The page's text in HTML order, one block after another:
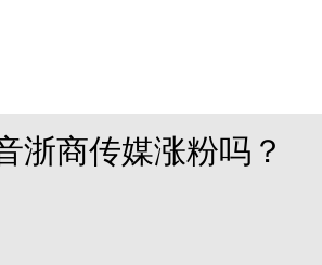
浙商传媒涨粉吗？